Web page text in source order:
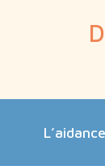
L’aidance